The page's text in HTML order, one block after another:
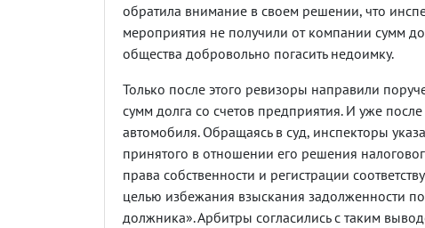
обратила внимание в своем решении, что
мероприятия не получили от компании сумм
общества добровольно погасить недоимку.
Только после этого ревизоры направили
сумм долга со счетов предприятия. И уже
автомобиля. Обращаясь в суд, инспекторы
принятого в отношении его решения
права собственности и регистрации
целью избежания взыскания задолженности
должника». Арбитры согласились с таким